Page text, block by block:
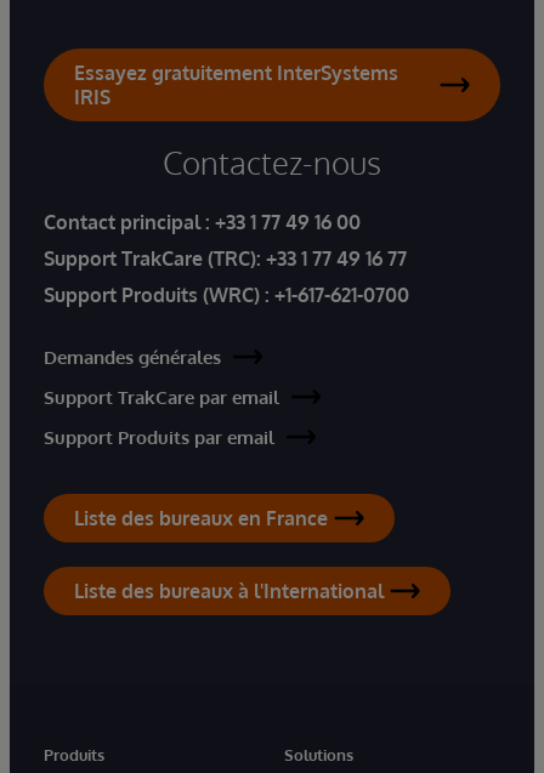
Essayez gratuitement InterSystems
IRIS
Contactez-nous
Contact principal : +33 1 77 49 16 00
Support TrakCare (TRC): +33 1 77 49 16 77
Support Produits (WRC) : +1-617-621-0700
Demandes générales
Support TrakCare par email
Support Produits par email
Liste des bureaux en France
Liste des bureaux à l'International
Produits
Solutions